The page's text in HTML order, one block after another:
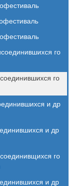
го
го
и др
и др
го
и др